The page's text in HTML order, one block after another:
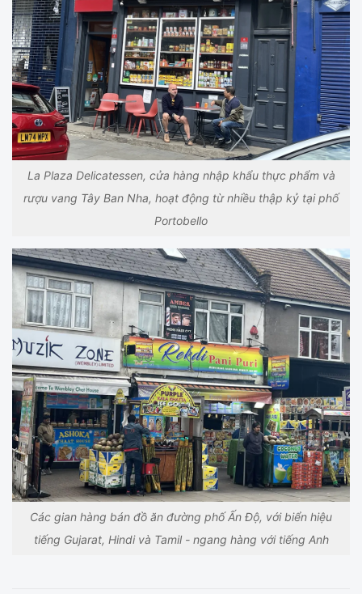
La Plaza Delicatessen, cửa hàng nhập khẩu thực phẩm và
rượu vang Tây Ban Nha, hoạt động từ nhiều thập kỷ tại phố
Portobello
Các gian hàng bán đồ ăn đường phố Ấn Độ, với biển hiệu
tiếng Gujarat, Hindi và Tamil - ngang hàng với tiếng Anh